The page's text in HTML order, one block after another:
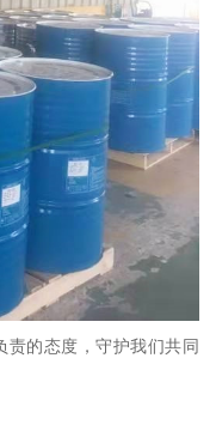
责的态度，守护我们共同